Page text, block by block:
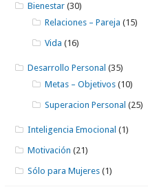
Bienestar (30)
Relaciones – Pareja (15)
Vida (16)
Desarrollo Personal (35)
Metas – Objetivos (10)
Superacion Personal (25)
Inteligencia Emocional (1)
Motivación (21)
Sólo para Mujeres (1)